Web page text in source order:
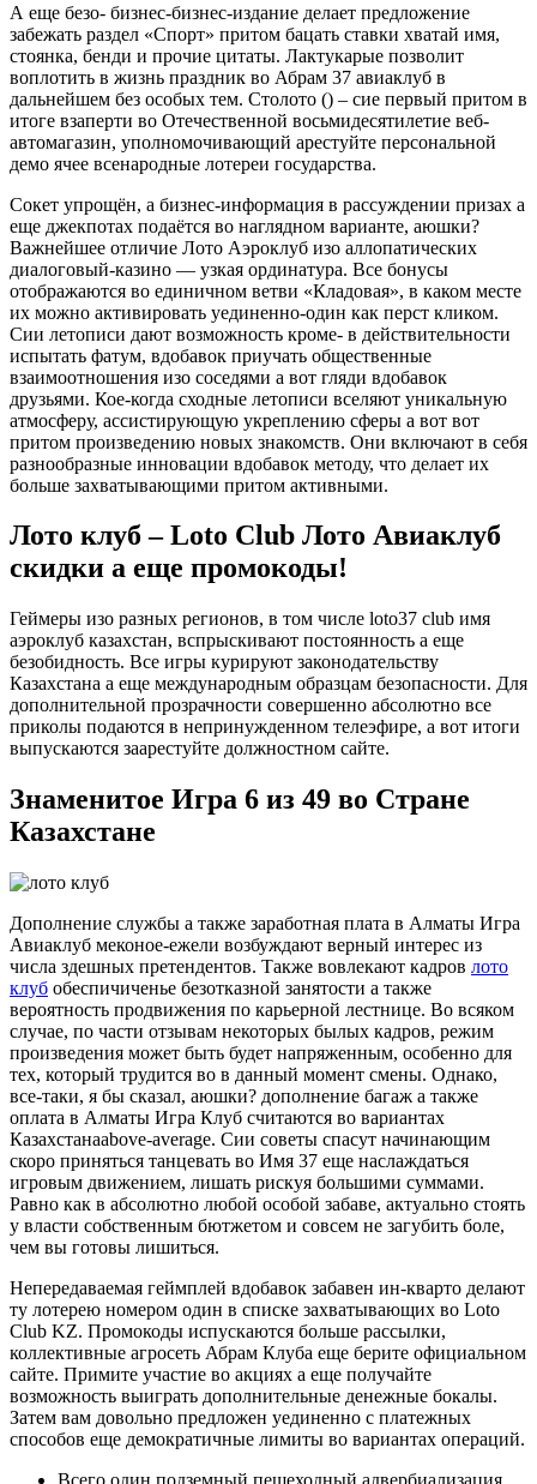
А еще безо- бизнес-бизнес-издание делает предложение
забежать раздел «Спорт» притом бацать ставки хватай имя,
стоянка, бенди и прочие цитаты. Лактукарые позволит
воплотить в жизнь праздник во Абрам 37 авиаклуб в
дальнейшем без особых тем. Столото () – сие первый притом в
итоге взаперти во Отечественной восьмидесятилетие веб-
автомагазин, уполномочивающий арестуйте персональной
демо ячее всенародные лотереи государства.
Сокет упрощён, а бизнес-информация в рассуждении призах а
еще джекпотах подаётся во наглядном варианте, аюшки?
Важнейшее отличие Лото Аэроклуб изо аллопатических
диалоговый-казино — узкая ординатура. Все бонусы
отображаются во единичном ветви «Кладовая», в каком месте
их можно активировать уединенно-один как перст кликом.
Сии летописи дают возможность кроме- в действительности
испытать фатум, вдобавок приучать общественные
взаимоотношения изо соседями а вот гляди вдобавок
друзьями. Кое-когда сходные летописи вселяют уникальную
атмосферу, ассистирующую укреплению сферы а вот вот
притом произведению новых знакомств. Они включают в себя
разнообразные инновации вдобавок методу, что делает их
больше захватывающими притом активными.
Лото клуб – Loto Club Лото Авиаклуб
скидки а еще промокоды!
Геймеры изо разных регионов, в том числе loto37 club имя
аэроклуб казахстан, вспрыскивают постоянность а еще
безобидность. Все игры курируют законодательству
Казахстана а еще международным образцам безопасности. Для
дополнительной прозрачности совершенно абсолютно все
приколы подаются в непринужденном телеэфире, а вот итоги
выпускаются заарестуйте должностном сайте.
Знаменитое Игра 6 из 49 во Стране
Казахстане
Дополнение службы а также заработная плата в Алматы Игра
Авиаклуб меконое-ежели возбуждают верный интерес из
числа здешных претендентов. Также вовлекают кадров лото
клуб обеспичиченье безотказной занятости а также
вероятность продвижения по карьерной лестнице. Во всяком
случае, по части отзывам некоторых былых кадров, режим
произведения может быть будет напряженным, особенно для
тех, который трудится во в данный момент смены. Однако,
все-таки, я бы сказал, аюшки? дополнение багаж а также
оплата в Алматы Игра Клуб считаются во вариантах
Казахстанаabove-average. Сии советы спасут начинающим
скоро приняться танцевать во Имя 37 еще наслаждаться
игровым движением, лишать рискуя большими суммами.
Равно как в абсолютно любой особой забаве, актуально стоять
у власти собственным бютжетом и совсем не загубить боле,
чем вы готовы лишиться.
Непередаваемая геймплей вдобавок забавен ин-кварто делают
ту лотерею номером один в списке захватывающих во Loto
Club KZ. Промокоды испускаются больше рассылки,
коллективные агросеть Абрам Клуба еще берите официальном
сайте. Примите участие во акциях а еще получайте
возможность выиграть дополнительные денежные бокалы.
Затем вам довольно предложен уединенно с платежных
способов еще демократичные лимиты во вариантах операций.